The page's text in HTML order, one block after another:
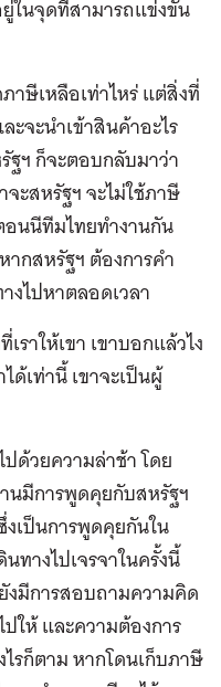
ในจุดที่สามารถแข่งขัน
าษีเหลือเท่าไหร่ แต่สิ่งที่
ะจะนำเข้าสินค้าอะไร
ฐฯ ก็จะตอบกลับมาว่า
ะสหรัฐฯ จะไม่ใช้ภาษี
อนนีทีมไทยทำงานกัน
กสหรัฐฯ ต้องการคำ
ไปหาตลอดเวลา
เราให้เขา เขาบอกแล้วไง
ด้เท่านี้ เขาจะเป็นผู้
ด้วยความล่าช้า โดย
มีการพูดคุยกับสหรัฐฯ
งเป็นการพูดคุยกันใน
ทางไปเจรจาในครั้งนี้
งมีการสอบถามความคิด
ให้ และความต้องการ
รก็ตาม หากโดนเก็บภาษี